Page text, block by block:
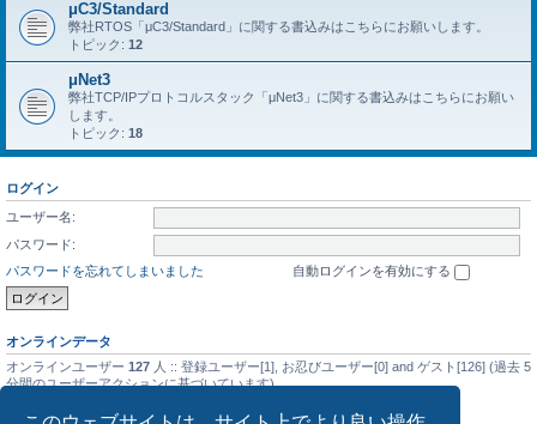
μC3/Standard
弊社RTOS「μC3/Standard」に関する書込みはこちらにお願いします。
トピック: 12
μNet3
弊社TCP/IPプロトコルスタック「μNet3」に関する書込みはこちらにお願い
します。
トピック: 18
ログイン
ユーザー名:
パスワード:
パスワードを忘れてしまいました
自動ログインを有効にする
オンラインデータ
オンラインユーザー 127 人 :: 登録ユーザー[1], お忍びユーザー[0] and ゲスト[126] (過去 5
分間のユーザーアクションに基づいています)